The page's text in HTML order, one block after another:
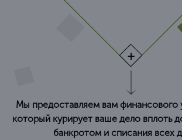
Мы предоставляем вам финансового
который курирует ваше дело вплоть
банкротом и списания всех